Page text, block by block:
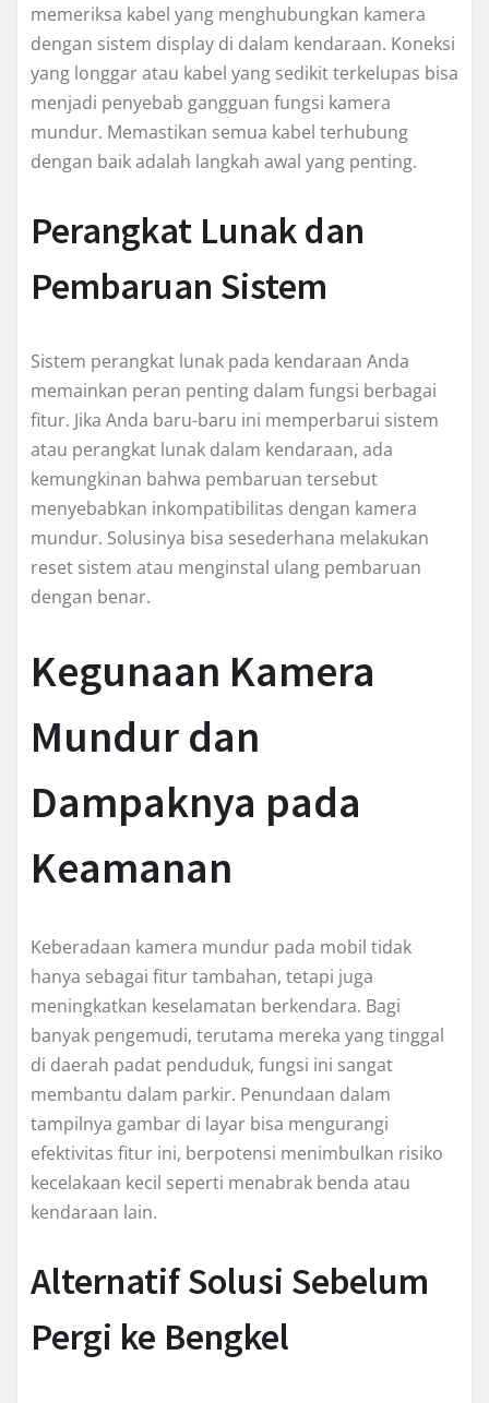
memeriksa kabel yang menghubungkan kamera
dengan sistem display di dalam kendaraan. Koneksi
yang longgar atau kabel yang sedikit terkelupas bisa
menjadi penyebab gangguan fungsi kamera
mundur. Memastikan semua kabel terhubung
dengan baik adalah langkah awal yang penting.
Perangkat Lunak dan
Pembaruan Sistem
Sistem perangkat lunak pada kendaraan Anda
memainkan peran penting dalam fungsi berbagai
fitur. Jika Anda baru-baru ini memperbarui sistem
atau perangkat lunak dalam kendaraan, ada
kemungkinan bahwa pembaruan tersebut
menyebabkan inkompatibilitas dengan kamera
mundur. Solusinya bisa sesederhana melakukan
reset sistem atau menginstal ulang pembaruan
dengan benar.
Kegunaan Kamera
Mundur dan
Dampaknya pada
Keamanan
Keberadaan kamera mundur pada mobil tidak
hanya sebagai fitur tambahan, tetapi juga
meningkatkan keselamatan berkendara. Bagi
banyak pengemudi, terutama mereka yang tinggal
di daerah padat penduduk, fungsi ini sangat
membantu dalam parkir. Penundaan dalam
tampilnya gambar di layar bisa mengurangi
efektivitas fitur ini, berpotensi menimbulkan risiko
kecelakaan kecil seperti menabrak benda atau
kendaraan lain.
Alternatif Solusi Sebelum
Pergi ke Bengkel